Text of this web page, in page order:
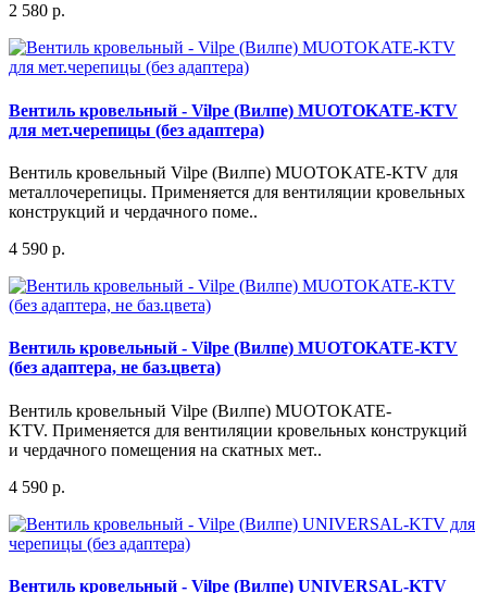
2 580 р.
Вентиль кровельный - Vilpe (Вилпе) MUOTOKATE-KTV
для мет.черепицы (без адаптера)
Вентиль кровельный Vilpe (Вилпе) MUOTOKATE-KTV для
металлочерепицы. Применяется для вентиляции кровельных
конструкций и чердачного поме..
4 590 р.
Вентиль кровельный - Vilpe (Вилпе) MUOTOKATE-KTV
(без адаптера, не баз.цвета)
Вентиль кровельный Vilpe (Вилпе) MUOTOKATE-
KTV. Применяется для вентиляции кровельных конструкций
и чердачного помещения на скатных мет..
4 590 р.
Вентиль кровельный - Vilpe (Вилпе) UNIVERSAL-KTV